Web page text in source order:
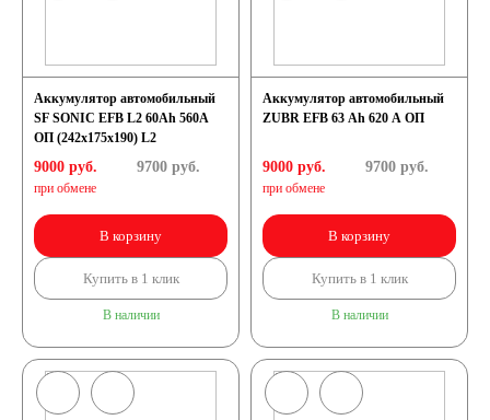
Аккумулятор автомобильный
SF SONIC EFB L2 60Ah 560A
ОП (242х175х190) L2
9000 руб.
при обмене
9700руб.
В корзину
Купить в 1 клик
В наличии
Аккумулятор автомобильный
ZUBR EFB 63 Ah 620 A ОП
9000 руб.
при обмене
9700руб.
В корзину
Купить в 1 клик
В наличии